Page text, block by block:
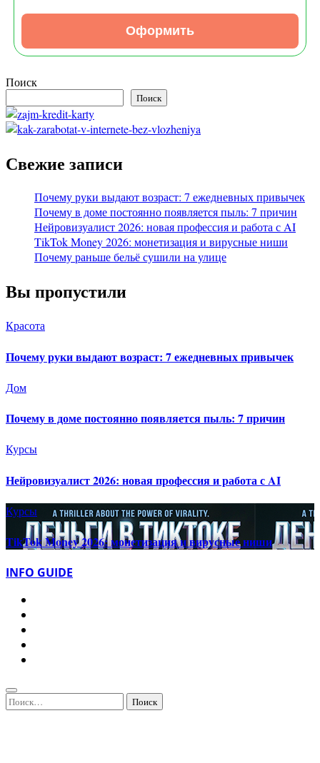
Оформить
Поиск
Поиск
Свежие записи
Почему руки выдают возраст: 7 ежедневных привычек
Почему в доме постоянно появляется пыль: 7 причин
Нейровизуалист 2026: новая профессия и работа с AI
TikTok Money 2026: монетизация и вирусные ниши
Почему раньше бельё сушили на улице
Вы пропустили
Красота
Почему руки выдают возраст: 7 ежедневных привычек
Дом
Почему в доме постоянно появляется пыль: 7 причин
Курсы
Нейровизуалист 2026: новая профессия и работа с AI
Курсы
TikTok Money 2026: монетизация и вирусные ниши
INFO GUIDE
Найти: